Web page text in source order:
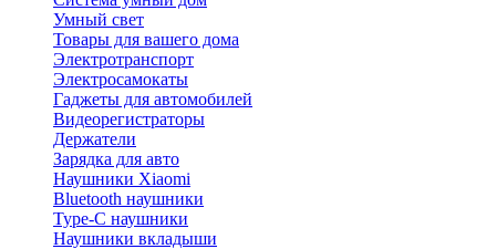
Умный свет
Товары для вашего дома
Электротранспорт
Электросамокаты
Гаджеты для автомобилей
Видеорегистраторы
Держатели
Зарядка для авто
Наушники Xiaomi
Bluetooth наушники
Type-C наушники
Наушники вкладыши